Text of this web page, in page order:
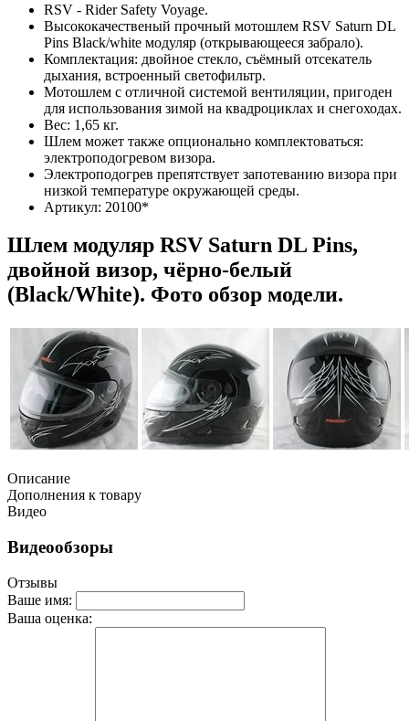
RSV - Rider Safety Voyage.
Высококачественый прочный мотошлем RSV Saturn DL
Pins Black/white модуляр (открывающееся забрало).
Комплектация: двойное стекло, съёмный отсекатель
дыхания, встроенный светофильтр.
Мотошлем с отличной системой вентиляции, пригоден
для использования зимой на квадроциклах и снегоходах.
Вес: 1,65 кг.
Шлем может также опционально комплектоваться:
электроподогревом визора.
Электроподогрев препятствует запотеванию визора при
низкой температуре окружающей среды.
Артикул: 20100*
Шлем модуляр RSV Saturn DL Pins,
двойной визор, чёрно-белый
(Black/White). Фото обзор модели.
Описание
Дополнения к товару
Видео
Видеообзоры
Отзывы
Ваше имя:
Ваша оценка: